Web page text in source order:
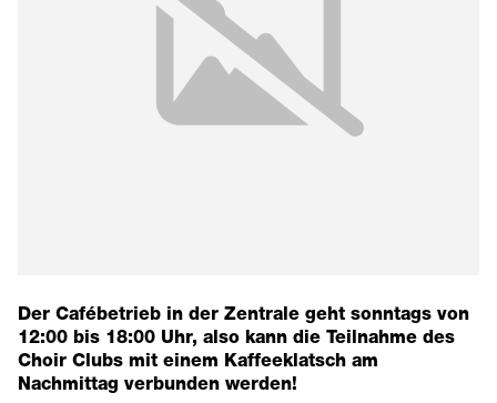
Der Cafébetrieb in der Zentrale geht sonntags von
12:00 bis 18:00 Uhr, also kann die Teilnahme des
Choir Clubs mit einem Kaffeeklatsch am
Nachmittag verbunden werden!